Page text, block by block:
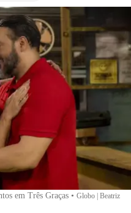
em Três Graças • Globo | Beatriz